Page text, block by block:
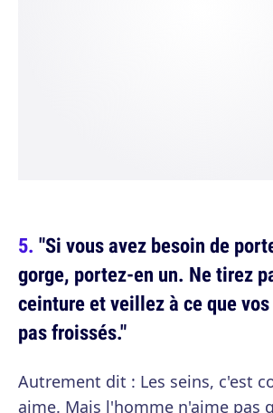
"Si vous avez besoin de
gorge, portez-en un. Ne tirez
ceinture et veillez à ce que
pas froissés."
Autrement dit : Les seins, c'est
aime. Mais l'homme n'aime pas